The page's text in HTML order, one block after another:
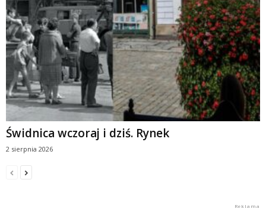
Świdnica wczoraj i dziś. Rynek
2 sierpnia 2026